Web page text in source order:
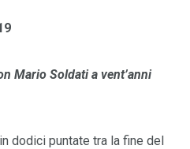
Mario Soldati a vent’anni
dodici puntate tra la fine del